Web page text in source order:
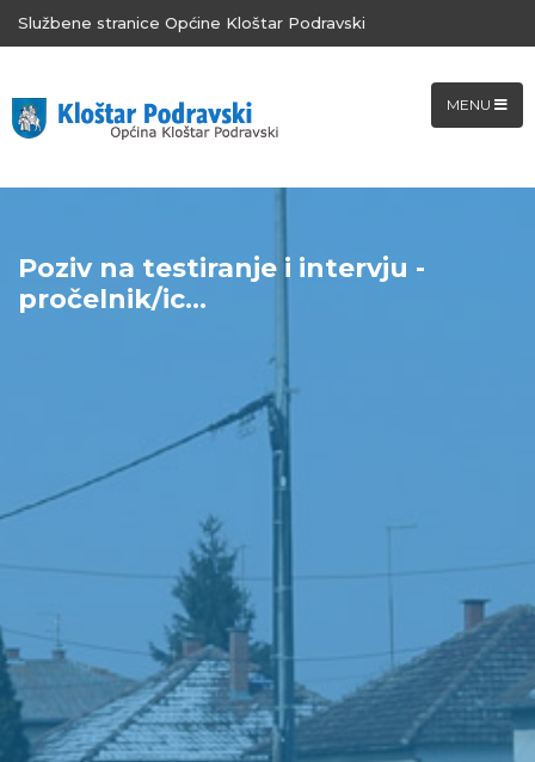
Službene stranice Općine Kloštar Podravski
MENU
Poziv na testiranje i intervju -
pročelnik/ic...